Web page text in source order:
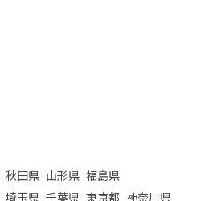
秋田県 山形県 福島県
埼玉県 千葉県 東京都 神奈川県